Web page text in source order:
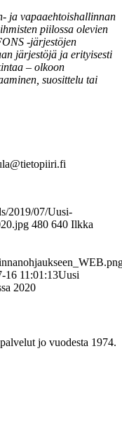
ja vapaaehtoishallinnan
piilossa olevien
-järjestöjen
järjestöjä ja erityisesti
– olkoon
suosittelu tai
2019/07/Uusi-
480 640 Ilkka
16 11:01:13Uusi
2020
jo vuodesta 1974.